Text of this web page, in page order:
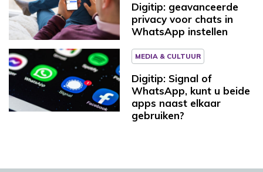
Digitip: geavanceerde
privacy voor chats in
WhatsApp instellen
MEDIA & CULTUUR
Digitip: Signal of
WhatsApp, kunt u beide
apps naast elkaar
gebruiken?